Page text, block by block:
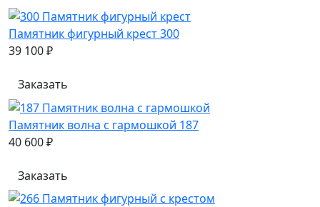
Памятник фигурный крест 300
39 100 ₽
Заказать
Памятник волна с гармошкой 187
40 600 ₽
Заказать